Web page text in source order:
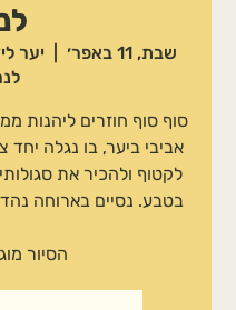
שבת, 11 באפר׳
יער
סוף סוף חוזרים ליהנות
אביבי ביער, בו נגלה יחד
לקטוף ולהכיר את
בטבע. נסיים בארוחה
הסיור